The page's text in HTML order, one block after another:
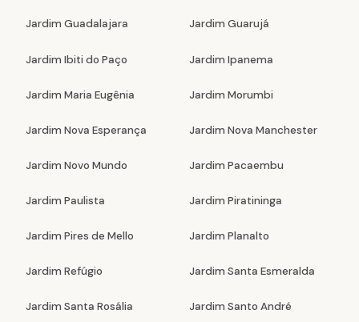
Jardim Guadalajara Jardim Guarujá
Jardim Ibiti do Paço Jardim Ipanema
Jardim Maria Eugênia Jardim Morumbi
Jardim Nova Esperança Jardim Nova Manchester
Jardim Novo Mundo Jardim Pacaembu
Jardim Paulista Jardim Piratininga
Jardim Pires de Mello Jardim Planalto
Jardim Refúgio Jardim Santa Esmeralda
Jardim Santa Rosália Jardim Santo André